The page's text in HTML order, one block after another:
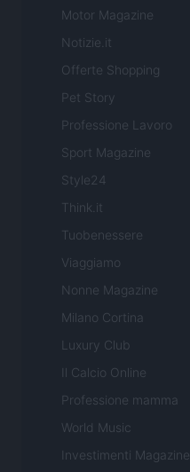
Motor Magazine
Notizie.it
Offerte Shopping
Pet Story
Professione Lavoro
Sport Magazine
Style24
Think.it
Tuobenessere
Viaggiamo
Nonne Magazine
Milano Cortina
Luxury Club
Il Calcio Online
Professione mamma
World Music
Investimenti Magazine